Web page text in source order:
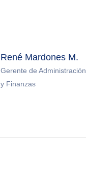
René Mardones M.
Gerente de Administración
y Finanzas